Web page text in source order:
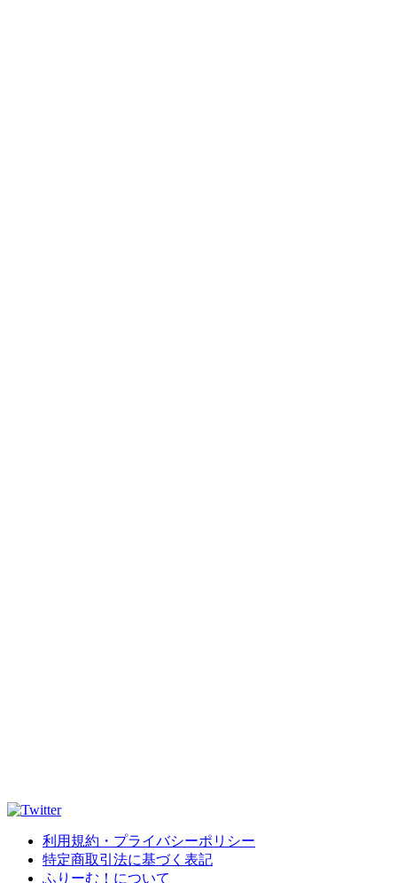
利用規約・プライバシーポリシー
特定商取引法に基づく表記
ふりーむ！について